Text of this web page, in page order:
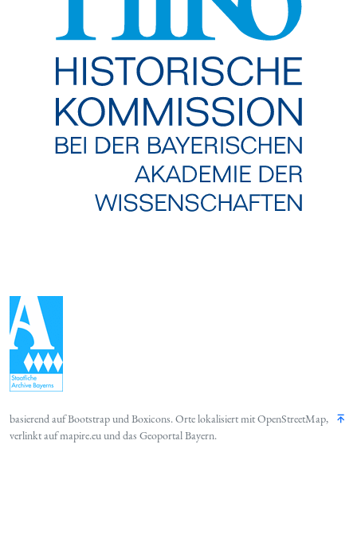
basierend aufBootstrapundBoxicons. Orte lokalisiert mitOpenStreetMap,
verlinkt aufmapire.euund das Geoportal Bayern.